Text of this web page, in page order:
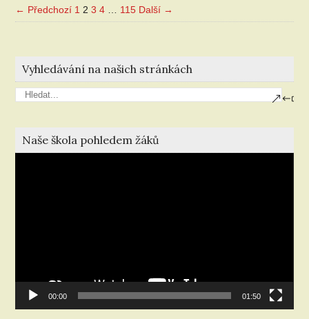
← Předchozí 1 2 3 4 115 Další →
Vyhledávání na našich stránkách
Naše škola pohledem žáků
00:00 01:50